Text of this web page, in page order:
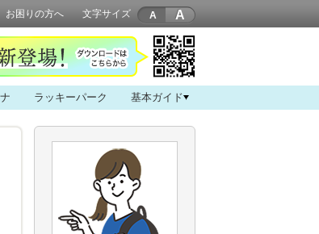
お困りの方へ 文字サイズ A
ラッキーパーク 基本ガイド